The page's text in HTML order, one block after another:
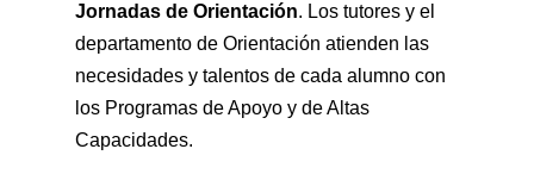
Jornadas de Orientación. Los tutores y el
departamento de Orientación atienden las
necesidades y talentos de cada alumno con
los Programas de Apoyo y de Altas
Capacidades.